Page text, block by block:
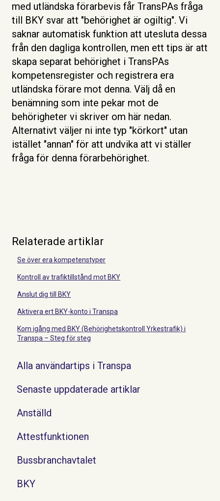
med utländska förarbevis får TransPAs fråga
till BKY svar att "behörighet är ogiltig". Vi
saknar automatisk funktion att utesluta dessa
från den dagliga kontrollen, men ett tips är att
skapa separat behörighet i TransPAs
kompetensregister och registrera era
utländska förare mot denna. Välj då en
benämning som inte pekar mot de
behörigheter vi skriver om här nedan.
Alternativt väljer ni inte typ "körkort" utan
istället "annan" för att undvika att vi ställer
fråga för denna förarbehörighet.
Relaterade artiklar
Se över era kompetenstyper
Kontroll av trafiktillstånd mot BKY
Anslut dig till BKY
Aktivera ert BKY-konto i Transpa
Kom igång med BKY (Behörighetskontroll Yrkestrafik) i
Transpa – Steg för steg
Alla användartips i Transpa
Senaste uppdaterade artiklar
Anställd
Attestfunktionen
Bussbranchavtalet
BKY